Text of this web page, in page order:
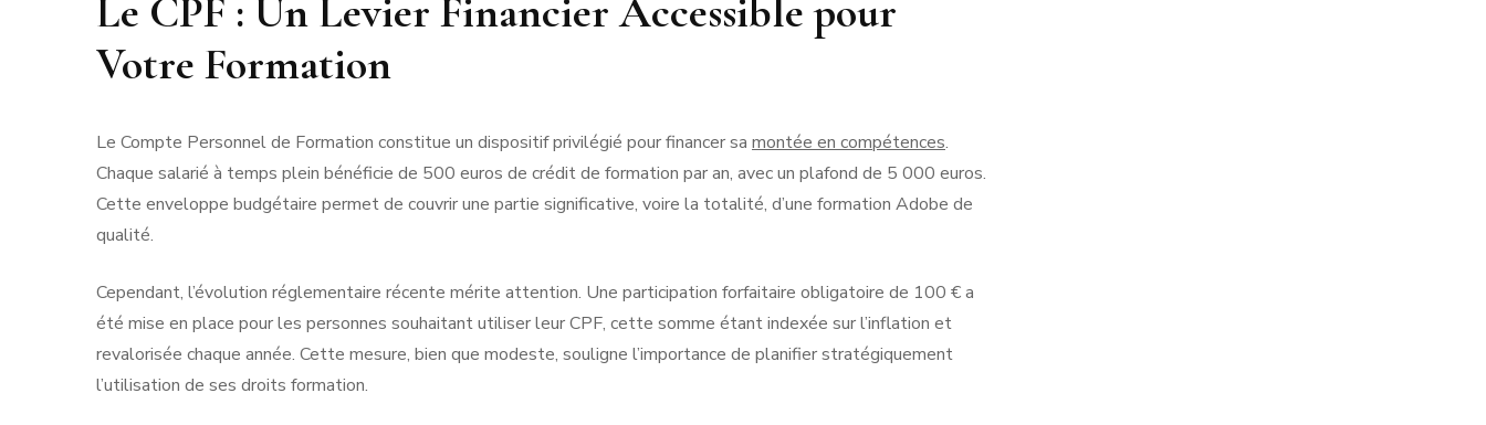
Le CPF : Un Levier Financier Accessible pour
Votre Formation
Le Compte Personnel de Formation constitue un dispositif privilégié pour financer sa montée en compétences.
Chaque salarié à temps plein bénéficie de 500 euros de crédit de formation par an, avec un plafond de 5 000 euros.
Cette enveloppe budgétaire permet de couvrir une partie significative, voire la totalité, d’une formation Adobe de
qualité.
Cependant, l’évolution réglementaire récente mérite attention. Une participation forfaitaire obligatoire de 100 € a
été mise en place pour les personnes souhaitant utiliser leur CPF, cette somme étant indexée sur l’inflation et
revalorisée chaque année. Cette mesure, bien que modeste, souligne l’importance de planifier stratégiquement
l’utilisation de ses droits formation.